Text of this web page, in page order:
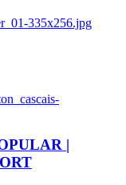
335x256.jpg
|